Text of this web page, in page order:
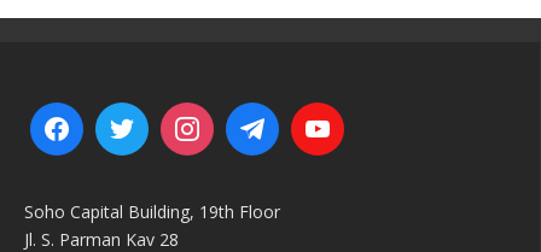
Soho Capital Building, 19th Floor
Jl. S. Parman Kav 28